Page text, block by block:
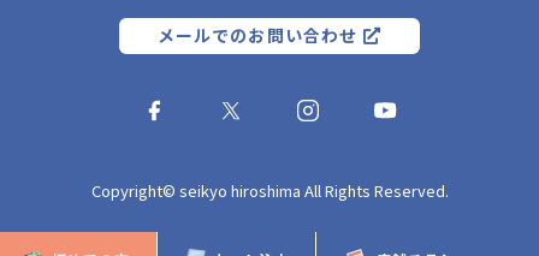
メールでのお問い合わせ
Copyright© seikyo hiroshima All Rights Reserved.